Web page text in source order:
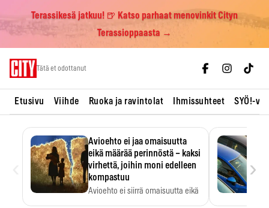
Terassikesä jatkuu! 🍺 Katso parhaat menovinkit Cityn
Terassioppaasta →
Tätä et odottanut
Etusivu Viihde Ruoka ja ravintolat Ihmissuhteet SYÖ!-
Avioehto ei jaa omaisuutta
eikä määrää perinnöstä – kaksi
virhettä, joihin moni edelleen
kompastuu
Avioehto ei siirrä omaisuutta eikä
›